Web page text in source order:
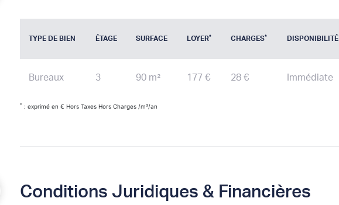
TYPE DE BIEN ÉTAGE SURFACE LOYER* CHARGES* DISPONIBILITÉ
Bureaux 3 90 m² 177 € 28 € Immédiate
* : exprimé en € Hors Taxes Hors Charges /m²/an
Conditions Juridiques & Financières